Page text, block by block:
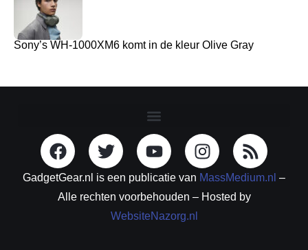
Sony’s WH-1000XM6 komt in de kleur Olive Gray
GadgetGear.nl is een publicatie van MassMedium.nl –
Alle rechten voorbehouden – Hosted by
WebsiteNazorg.nl